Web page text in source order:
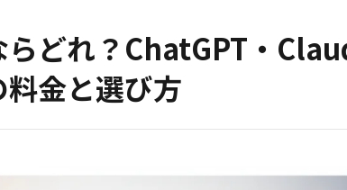
どれ？ChatGPT・
金と選び方